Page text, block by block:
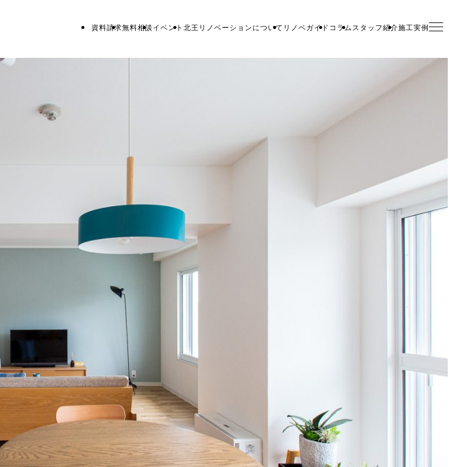
資料請求無料相談 イベント 北王リノベーションについて リノベガイド コラム スタッフ紹介施工実例